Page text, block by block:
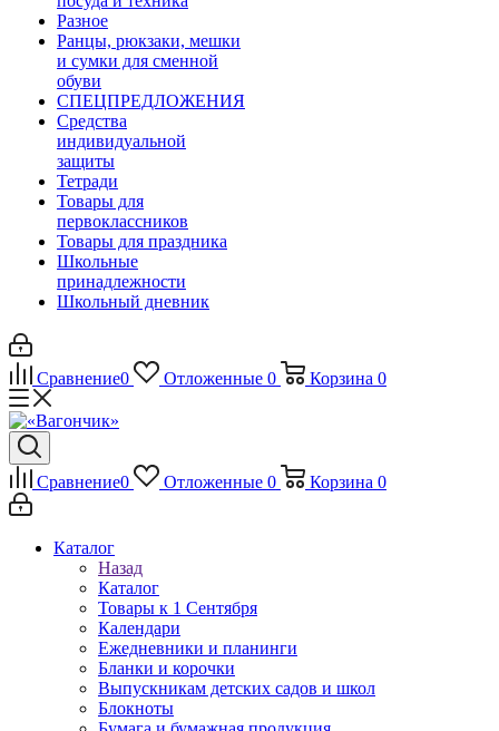
Разное
Ранцы, рюкзаки, мешки
и сумки для сменной
обуви
СПЕЦПРЕДЛОЖЕНИЯ
Средства
индивидуальной
защиты
Тетради
Товары для
первоклассников
Товары для праздника
Школьные
принадлежности
Школьный дневник
Сравнение0 Отложенные 0 Корзина 0
Сравнение0 Отложенные 0 Корзина 0
Каталог
Назад
Каталог
Товары к 1 Сентября
Календари
Ежедневники и планинги
Бланки и корочки
Выпускникам детских садов и школ
Блокноты